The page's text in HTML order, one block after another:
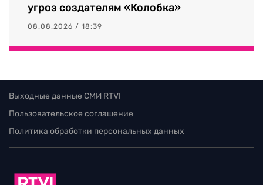
угроз создателям «Колобка»
08.08.2026 / 18:39
Выходные данные СМИ RTVI
Пользовательское соглашение
Политика обработки персональных данных